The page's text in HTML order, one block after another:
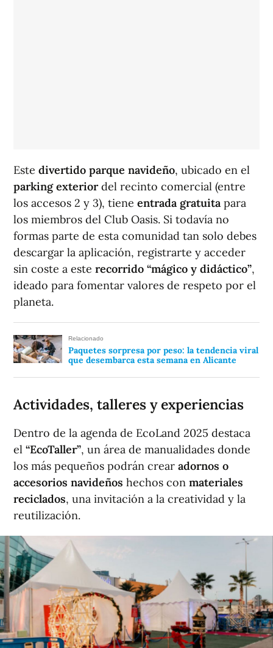
Este divertido parque navideño, ubicado en el
parking exteriordel recinto comercial (entre
los accesos 2 y 3), tiene entrada gratuita para
los miembros del Club Oasis. Si todavía no
formas parte de esta comunidad tan solo debes
descargar la aplicación, registrarte y acceder
sin coste a este recorrido “mágico y didáctico”,
ideado para fomentar valores de respeto por el
planeta.
Relacionado
Paquetes sorpresa por peso: la tendencia viral
que desembarca esta semana en Alicante
Actividades, talleres y experiencias
Dentro de la agenda de EcoLand 2025 destaca
el “EcoTaller”, un área de manualidades donde
los más pequeños podrán crear adornos o
accesorios navideños hechos con materiales
reciclados, una invitación a la creatividad y la
reutilización.